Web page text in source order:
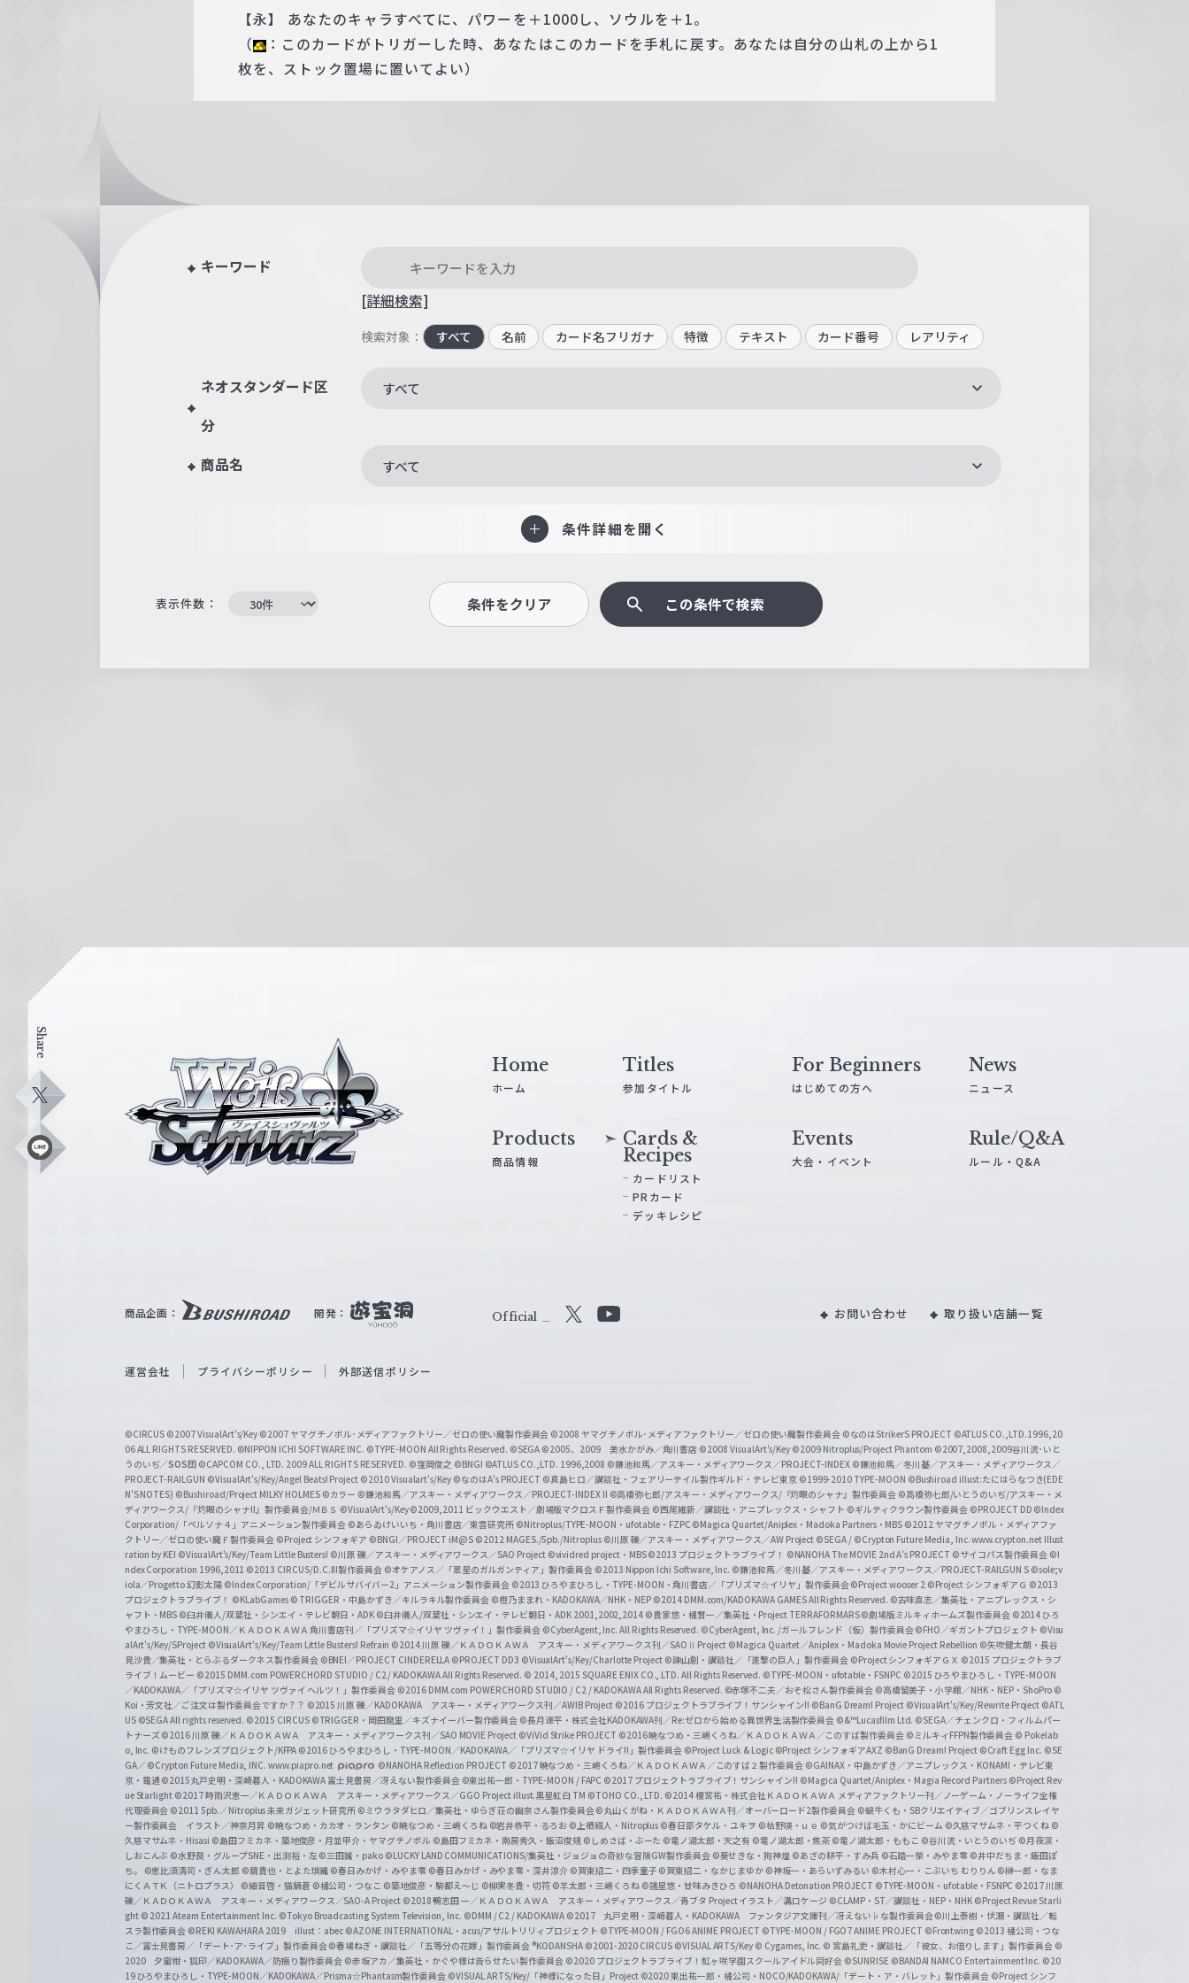
【永】 あなたのキャラすべてに、パワーを＋1000し、ソウルを＋1。
（
：このカードがトリガーした時、あなたはこのカードを手札に戻す。あなたは自分の山札の上から1
枚を、ストック置場に置いてよい）
キーワード
[詳細検索]
検索対象： すべて 名前 カード名フリガナ 特徴 テキスト カード番号 レアリティ
ネオスタンダード区
分
すべて
商品名 すべて
条件詳細を開く
表示件数： 条件をクリア この条件で検索
Share
X
L
ス
W
i
c
h
w
a
r
z
Home
ホーム
Titles
参加タイトル
For Beginners
はじめての方へ
News
ニュース
Products
商品情報
Cards &
Recipes
カードリスト
PRカード
デッキレシピ
Events
大会・イベント
Rule/Q&A
ルール・Q&A
商品企画： 開発： Official
Y
b
e
O
f
f
i
c
i
a
l
C
h
a
n
n
e
l
お問い合わせ 取り扱い店舗一覧
運営会社 プライバシーポリシー 外部送信ポリシー
©CIRCUS ©2007 VisualArt's/Key ©2007 ヤマグチノボル･メディアファクトリー／ゼロの使い魔製作委員会 ©2008 ヤマグチノボル･メディアファクトリー／ゼロの使い魔製作委員会 ©なのはStrikerS PROJECT ©ATLUS CO.,LTD.1996,20
06 ALL RIGHTS RESERVED. ©NIPPON ICHI SOFTWARE INC. ©TYPE-MOON All Rights Reserved. ©SEGA ©2005、2009 美水かがみ／角川書店 ©2008 VisualArt's/Key ©2009 Nitroplus/Project Phantom ©2007,2008,2009谷川流･いと
うのいぢ／SOS団 ©CAPCOM CO., LTD. 2009 ALL RIGHTS RESERVED. ©窪岡俊之 ©BNGI ©ATLUS CO.,LTD. 1996,2008 ©鎌池和馬／アスキー・メディアワークス／PROJECT-INDEX ©鎌池和馬／冬川基／アスキー・メディアワークス／
PROJECT-RAILGUN ©VisualArt's/Key/Angel Beats! Project ©2010 Visualart's/Key ©なのはA's PROJECT ©真島ヒロ／講談社・フェアリーテイル製作ギルド・テレビ東京 ©1999-2010 TYPE-MOON ©Bushiroad illust:たにはらなつき(EDE
N'S NOTES) ©Bushiroad/Project MILKY HOLMES ©カラー ©鎌池和馬／アスキー・メディアワークス／PROJECT-INDEX II ©高橋弥七郎/アスキー・メディアワークス/『灼眼のシャナ』製作委員会 ©高橋弥七郎/いとうのいぢ/アスキー・メ
ディアワークス/『灼眼のシャナII』製作委員会/ＭＢＳ ©VisualArt's/Key©2009,2011 ビックウエスト／劇場版マクロスＦ製作委員会 ©西尾維新／講談社・アニプレックス・シャフト ©ギルティクラウン製作委員会 ©PROJECT DD ©Index
Corporation/「ペルソナ４」アニメーション製作委員会 ©あらゐけいいち・角川書店／東雲研究所 ©Nitroplus/TYPE-MOON・ufotable・FZPC ©Magica Quartet/Aniplex・Madoka Partners・MBS ©2012 ヤマグチノボル・メディアファ
クトリー／ゼロの使い魔Ｆ製作委員会 ©Project シンフォギア ©BNGI／PROJECT iM@S ©2012 MAGES./5pb./Nitroplus ©川原 礫／アスキー・メディアワークス／AW Project ©SEGA / ©Crypton Future Media, Inc. www.crypton.net Illust
ration by KEI ©VisualArt's/Key/Team Little Busters! ©川原 礫／アスキー・メディアワークス／SAO Project ©vividred project・MBS ©2013 プロジェクトラブライブ！ ©NANOHA The MOVIE 2nd A's PROJECT ©サイコパス製作委員会 ©I
ndex Corporation 1996,2011 ©2013 CIRCUS/D.C.III製作委員会 ©オケアノス／「翠星のガルガンティア」製作委員会 ©2013 Nippon Ichi Software, Inc. ©鎌池和馬／冬川基／アスキー・メディアワークス／PROJECT-RAILGUN S ©sole;v
iola／Progetto 幻影太陽 ©Index Corporation/「デビルサバイバー2」アニメーション製作委員会 ©2013 ひろやまひろし・TYPE-MOON・角川書店／「プリズマ☆イリヤ」製作委員会©Project wooser 2 ©Project シンフォギアＧ ©2013
プロジェクトラブライブ！ ©KLabGames © TRIGGER・中島かずき／キルラキル製作委員会 ©橙乃ままれ・KADOKAWA／NHK・NEP ©2014 DMM.com/KADOKAWA GAMES All Rights Reserved. ©古味直志／集英社・アニプレックス・シ
ャフト・MBS ©臼井儀人/双葉社・シンエイ・テレビ朝日・ADK ©臼井儀人/双葉社・シンエイ・テレビ朝日・ADK 2001,2002,2014 ©貴家悠・橘賢一／集英社・Project TERRAFORMARS©劇場版ミルキィホームズ製作委員会 ©2014 ひろ
やまひろし・TYPE-MOON／ＫＡＤＯＫＡＷＡ 角川書店刊／「プリズマ☆イリヤ ツヴァイ！」製作委員会 ©CyberAgent, Inc. All Rights Reserved. ©CyberAgent, Inc. /ガールフレンド（仮）製作委員会©FHO／ギガントプロジェクト ©Visu
alArt's/Key/SProject ©VisualArt's/Key/Team Little Busters! Refrain ©2014 川原 礫／ＫＡＤＯＫＡＷＡ アスキー・メディアワークス刊／SAOⅡ Project ©Magica Quartet／Aniplex・Madoka Movie Project Rebellion ©矢吹健太朗・長谷
見沙貴／集英社・とらぶるダークネス製作委員会 ©BNEI／PROJECT CINDERELLA ©PROJECT DD3 ©VisualArt's/Key/Charlotte Project ©諫山創・講談社／「進撃の巨人」製作委員会 ©Project シンフォギアＧＸ ©2015 プロジェクトラブ
ライブ！ムービー ©2015 DMM.com POWERCHORD STUDIO / C2 / KADOKAWA All Rights Reserved. © 2014, 2015 SQUARE ENIX CO., LTD. All Rights Reserved. ©TYPE-MOON・ufotable・FSNPC ©2015 ひろやまひろし・TYPE-MOON
／KADOKAWA／「プリズマ☆イリヤ ツヴァイ ヘルツ！」製作委員会 ©2016 DMM.com POWERCHORD STUDIO / C2 / KADOKAWA All Rights Reserved. ©赤塚不二夫／おそ松さん製作委員会 ©高橋留美子・小学館／NHK・NEP・ShoPro ©
Koi・芳文社／ご注文は製作委員会ですか？？ ©2015 川原 礫／KADOKAWA アスキー・メディアワークス刊／AWIB Project ©2016 プロジェクトラブライブ！サンシャイン!! ©BanG Dream! Project ©VisualArt's/Key/Rewrite Project ©ATL
US ©SEGA All rights reserved. ©2015 CIRCUS ©TRIGGER・岡田麿里／キズナイーバー製作委員会 ©長月達平・株式会社KADOKAWA刊／Re:ゼロから始める異世界生活製作委員会 ©&™Lucasfilm Ltd. ©SEGA／チェンクロ・フィルムパー
トナーズ©2016 川原 礫／ＫＡＤＯＫＡＷＡ アスキー・メディアワークス刊／SAO MOVIE Project ©ViVid Strike PROJECT ©2016 暁なつめ・三嶋くろね／ＫＡＤＯＫＡＷＡ／このすば製作委員会 ©ミルキィFFPN製作委員会 © Pokelab
o, Inc. ©けものフレンズプロジェクト/KFPA ©2016 ひろやまひろし・TYPE-MOON／KADOKAWA／「プリズマ☆イリヤ ドライ!!」製作委員会 ©Project Luck & Logic ©Project シンフォギアAXZ ©BanG Dream! Project ©Craft Egg Inc. ©SE
GA／ ©Crypton Future Media, INC. www.piapro.net
©NANOHA Reflection PROJECT ©2017 暁なつめ・三嶋くろね／ＫＡＤＯＫＡＷＡ／このすば２製作委員会 ©GAINAX・中島かずき／アニプレックス・KONAMI・テレビ東
京・電通 ©2015丸戸史明・深崎暮人・KADOKAWA 富士見書房／冴えない製作委員会 ©東出祐一郎・TYPE-MOON / FAPC ©2017 プロジェクトラブライブ！サンシャイン!! ©Magica Quartet/Aniplex・Magia Record Partners ©Project Rev
ue Starlight ©2017 時雨沢恵一／ＫＡＤＯＫＡＷＡ アスキー・メディアワークス／GGO Project illust.黒星紅白 TM ©TOHO CO., LTD. ©2014 榎宮祐・株式会社ＫＡＤＯＫＡＷＡ メディアファクトリー刊／ノーゲーム・ノーライフ全権
代理委員会 ©2011 5pb.／Nitroplus 未来ガジェット研究所 ©ミウラタダヒロ／集英社・ゆらぎ荘の幽奈さん製作委員会©丸山くがね・ＫＡＤＯＫＡＷＡ刊／オーバーロード2製作委員会 ©蝸牛くも・SBクリエイティブ／ゴブリンスレイヤ
ー製作委員会 イラスト／神奈月昇 ©暁なつめ・カカオ・ランタン ©暁なつめ・三嶋くろね ©岩井恭平・るろお ©上栖綴人・Nitroplus ©春日部タケル・ユキヲ ©枯野瑛・ｕｅ ©気がつけば毛玉・かにビーム ©久慈マサムネ・平つくね ©
久慈マサムネ・Hisasi ©島田フミカネ・築地俊彦・月並甲介・ヤマグチノボル ©島田フミカネ・南房秀久・飯沼俊規 ©しめさば・ぶーた ©竜ノ湖太郎・天之有 ©竜ノ湖太郎・焦茶 ©竜ノ湖太郎・ももこ ©谷川流・いとうのいぢ ©月夜涙・
しおこんぶ ©水野良・グループSNE・出渕裕・左©三田誠・pako ©LUCKY LAND COMMUNICATIONS/集英社・ジョジョの奇妙な冒険GW製作委員会 ©葵せきな・狗神煌 ©あざの耕平・すみ兵 ©石踏一榮・みやま零 ©井中だちま・飯田ぽ
ち。
©恵比須清司・ぎん太郎 ©鏡貴也・とよた瑣織 ©春日みかげ・みやま零 ©春日みかげ・みやま零・深井涼介 ©賀東招二・四季童子 ©賀東招二・なかじまゆか ©神坂一・あらいずみるい ©木村心一・こぶいち むりりん ©榊一郎・なま
にくＡＴＫ（ニトロプラス） ©細音啓・猫鍋蒼 ©橘公司・つなこ ©築地俊彦・駒都え～じ ©柳実冬貴・切符 ©羊太郎・三嶋くろね ©諸星悠・甘味みきひろ ©NANOHA Detonation PROJECT ©TYPE-MOON・ufotable・FSNPC ©2017 川原
礫／ＫＡＤＯＫＡＷＡ アスキー・メディアワークス／SAO-A Project ©2018 鴨志田 一／ＫＡＤＯＫＡＷＡ アスキー・メディアワークス／青ブタ Project イラスト／溝口ケージ ©CLAMP・ST／講談社・NEP・NHK ©Project Revue Starli
ght © 2021 Ateam Entertainment Inc. ©Tokyo Broadcasting System Television, Inc. ©DMM / C2 / KADOKAWA ©2017 丸戸史明・深崎暮人・KADOKAWA ファンタジア文庫刊／冴えない♭な製作委員会©川上泰樹・伏瀬・講談社／転
スラ製作委員会 ©REKI KAWAHARA 2019 illust：abec ©AZONE INTERNATIONAL・acus/アサルトリリィプロジェクト ©TYPE-MOON / FGO6 ANIME PROJECT ©TYPE-MOON / FGO7 ANIME PROJECT ©Frontwing ©2013 橘公司・つな
こ／富士見書房／「デート･ア･ライブ」製作委員会©春場ねぎ・講談社／「五等分の花嫁」製作委員会 ®KODANSHA ©2001-2020 CIRCUS ©VISUAL ARTS/Key © Cygames, Inc. © 宮島礼吏・講談社／「彼女、お借りします」製作委員会 ©
2020 夕蜜柑・狐印／KADOKAWA／防振り製作委員会 ©赤坂アカ／集英社・かぐや様は告らせたい製作委員会 ©2020 プロジェクトラブライブ！虹ヶ咲学園スクールアイドル同好会 ©SUNRISE ©BANDAI NAMCO Entertainment Inc. ©20
19 ひろやまひろし・TYPE-MOON／KADOKAWA／Prisma☆Phantasm製作委員会 ©VISUAL ARTS/Key/「神様になった日」Project ©2020 東出祐一郎・橘公司・NOCO/KADOKAWA/「デート・ア・バレット」製作委員会 ©Project シンフ